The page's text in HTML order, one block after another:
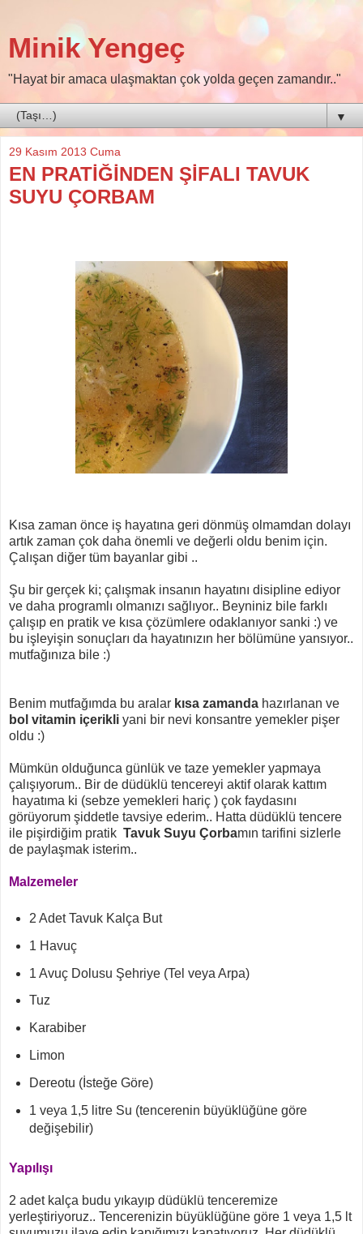
Minik Yengeç
"Hayat bir amaca ulaşmaktan çok yolda geçen zamandır.."
▼
29 Kasım 2013 Cuma
EN PRATİĞİNDEN ŞİFALI TAVUK
SUYU ÇORBAM
Kısa zaman önce iş hayatına geri dönmüş olmamdan dolayı
artık zaman çok daha önemli ve değerli oldu benim için.
Çalışan diğer tüm bayanlar gibi ..
Şu bir gerçek ki; çalışmak insanın hayatını disipline ediyor
ve daha programlı olmanızı sağlıyor.. Beyniniz bile farklı
çalışıp en pratik ve kısa çözümlere odaklanıyor sanki :) ve
bu işleyişin sonuçları da hayatınızın her bölümüne yansıyor..
mutfağınıza bile :)
Benim mutfağımda bu aralar kısa zamanda hazırlanan ve
bol vitamin içerikli yani bir nevi konsantre yemekler pişer
oldu :)
Mümkün olduğunca günlük ve taze yemekler yapmaya
çalışıyorum.. Bir de düdüklü tencereyi aktif olarak kattım
hayatıma ki (sebze yemekleri hariç ) çok faydasını
görüyorum şiddetle tavsiye ederim.. Hatta düdüklü tencere
ile pişirdiğim pratik Tavuk Suyu Çorbamın tarifini sizlerle
de paylaşmak isterim..
Malzemeler
2 Adet Tavuk Kalça But
1 Havuç
1 Avuç Dolusu Şehriye (Tel veya Arpa)
Tuz
Karabiber
Limon
Dereotu (İsteğe Göre)
1 veya 1,5 litre Su (tencerenin büyüklüğüne göre
değişebilir)
Yapılışı
2 adet kalça budu yıkayıp düdüklü tenceremize
yerleştiriyoruz.. Tencerenizin büyüklüğüne göre 1 veya 1,5 lt